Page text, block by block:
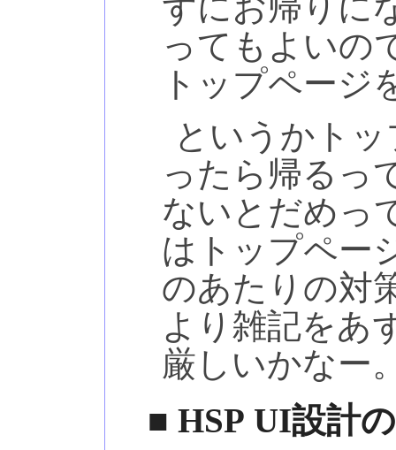
ずにお帰りに
ってもよいの
トップページ
というかト
ったら帰るっ
ないとだめっ
はトップペー
のあたりの対
より雑記をあ
厳しいかなー
■ HSP UI設計